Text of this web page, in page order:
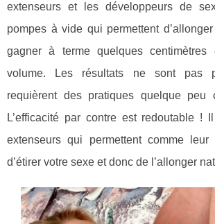
extenseurs et les développeurs de
pompes à vide qui permettent
gagner à terme quelques
volume. Les résultats ne sont pas
requièrent des pratiques quelque peu
L’efficacité par contre est redoutable !
extenseurs qui permettent comme leur
d’étirer votre sexe et donc de l’allonger